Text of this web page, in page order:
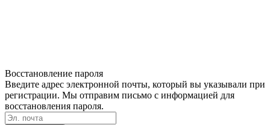
Восстановление пароля
Введите адрес электронной почты, который вы указывали при
регистрации. Мы отправим письмо с информацией для
восстановления пароля.